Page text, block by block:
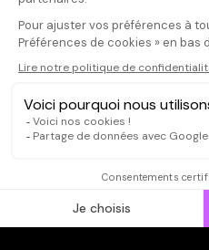
Qui sommes-nous ?
Dispo dans l'abonnement
Actionnaires
Mentions légales
Données personnelles - Cookies
FAQ
CGV-CGU
Ne manquez pas les nouveautés,